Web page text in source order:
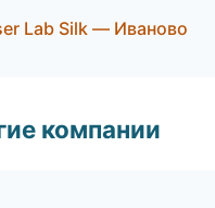
Lab Silk — Иваново
компании